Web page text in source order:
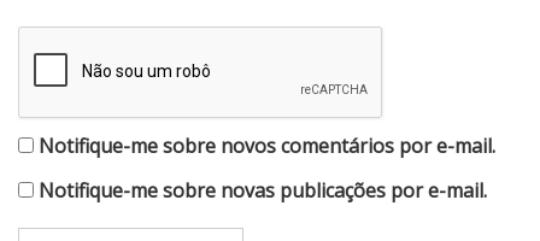
Notifique-me sobre novos comentários por e-mail.
Notifique-me sobre novas publicações por e-mail.